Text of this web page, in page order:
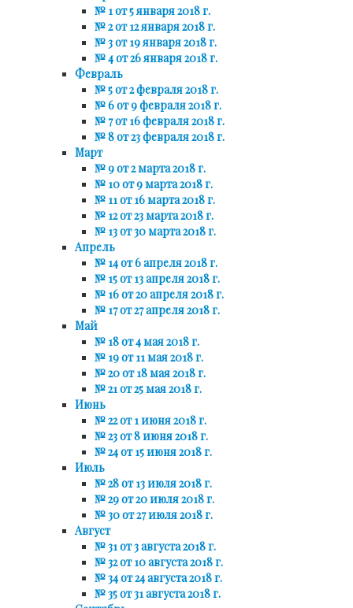
№ 1 от 5 января 2018 г.
№ 2 от 12 января 2018 г.
№ 3 от 19 января 2018 г.
№ 4 от 26 января 2018 г.
Февраль
№ 5 от 2 февраля 2018 г.
№ 6 от 9 февраля 2018 г.
№ 7 от 16 февраля 2018 г.
№ 8 от 23 февраля 2018 г.
Март
№ 9 от 2 марта 2018 г.
№ 10 от 9 марта 2018 г.
№ 11 от 16 марта 2018 г.
№ 12 от 23 марта 2018 г.
№ 13 от 30 марта 2018 г.
Апрель
№ 14 от 6 апреля 2018 г.
№ 15 от 13 апреля 2018 г.
№ 16 от 20 апреля 2018 г.
№ 17 от 27 апреля 2018 г.
Май
№ 18 от 4 мая 2018 г.
№ 19 от 11 мая 2018 г.
№ 20 от 18 мая 2018 г.
№ 21 от 25 мая 2018 г.
Июнь
№ 22 от 1 июня 2018 г.
№ 23 от 8 июня 2018 г.
№ 24 от 15 июня 2018 г.
Июль
№ 28 от 13 июля 2018 г.
№ 29 от 20 июля 2018 г.
№ 30 от 27 июля 2018 г.
Август
№ 31 от 3 августа 2018 г.
№ 32 от 10 августа 2018 г.
№ 34 от 24 августа 2018 г.
№ 35 от 31 августа 2018 г.